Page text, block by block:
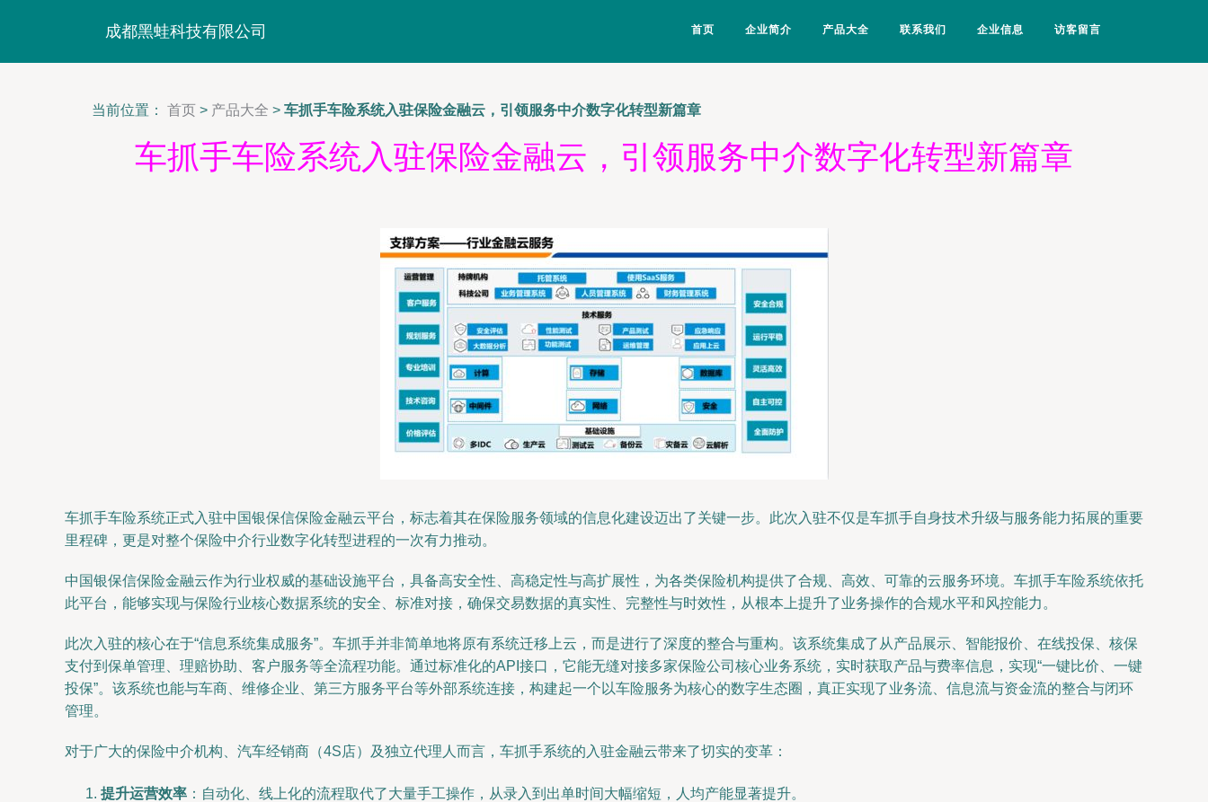
成都黑蛙科技有限公司 首页 企业简介 产品大全 联系我们 企业信息 访客留言
当前位置： 首页 > 产品大全 > 车抓手车险系统入驻保险金融云，引领服务中介数字化转型新篇章
车抓手车险系统入驻保险金融云，引领服务中介数字化转型新篇章
车抓手车险系统正式入驻中国银保信保险金融云平台，标志着其在保险服务领域的信息化建设迈出了关键一步。此次入驻不仅是车抓手自身技术升级与服务能力拓展的重要
里程碑，更是对整个保险中介行业数字化转型进程的一次有力推动。
中国银保信保险金融云作为行业权威的基础设施平台，具备高安全性、高稳定性与高扩展性，为各类保险机构提供了合规、高效、可靠的云服务环境。车抓手车险系统依托
此平台，能够实现与保险行业核心数据系统的安全、标准对接，确保交易数据的真实性、完整性与时效性，从根本上提升了业务操作的合规水平和风控能力。
此次入驻的核心在于“信息系统集成服务”。车抓手并非简单地将原有系统迁移上云，而是进行了深度的整合与重构。该系统集成了从产品展示、智能报价、在线投保、核保
支付到保单管理、理赔协助、客户服务等全流程功能。通过标准化的API接口，它能无缝对接多家保险公司核心业务系统，实时获取产品与费率信息，实现“一键比价、一键
投保”。该系统也能与车商、维修企业、第三方服务平台等外部系统连接，构建起一个以车险服务为核心的数字生态圈，真正实现了业务流、信息流与资金流的整合与闭环
管理。
对于广大的保险中介机构、汽车经销商（4S店）及独立代理人而言，车抓手系统的入驻金融云带来了切实的变革：
提升运营效率 ：自动化、线上化的流程取代了大量手工操作，从录入到出单时间大幅缩短，人均产能显著提升。